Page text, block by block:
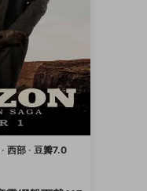
· 西部 · 豆瓣7.0